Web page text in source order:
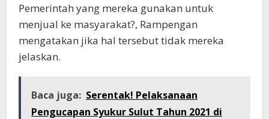
Pemerintah yang mereka gunakan untuk
menjual ke masyarakat?, Rampengan
mengatakan jika hal tersebut tidak mereka
jelaskan.
Baca juga: Serentak! Pelaksanaan
Pengucapan Syukur Sulut Tahun 2021 di